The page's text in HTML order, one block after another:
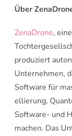
Über
ZenaDrone,
produziert
Unternehmen,
Software für
ellierung,
Software- und
machen. Das